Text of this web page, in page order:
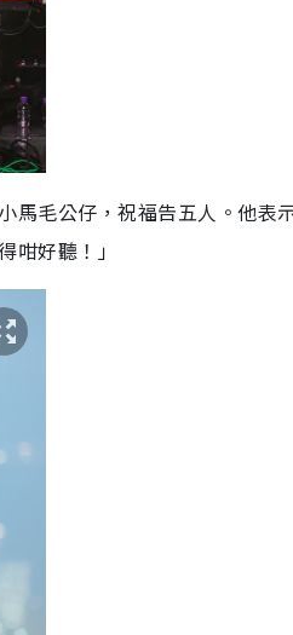
馬毛公仔，祝福告五人。他表
咁好聽！」